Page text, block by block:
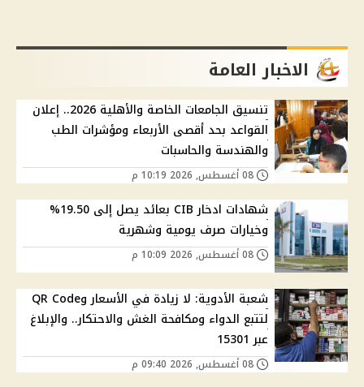
الاخبار العامة
تنسيق الجامعات الخاصة والأهلية 2026.. إعلان
القواعد بحد أقصى الأربعاء ومؤشرات الطب
والهندسة والحاسبات
شهادات ادخار CIB بعائد يصل إلى 19.50%
وخيارات صرف يومية وشهرية
شعبة الأدوية: لا زيادة في الأسعار وQR Code
لتتبع الدواء ومكافحة الغش والاحتكار.. والإبلاغ
عبر 15301